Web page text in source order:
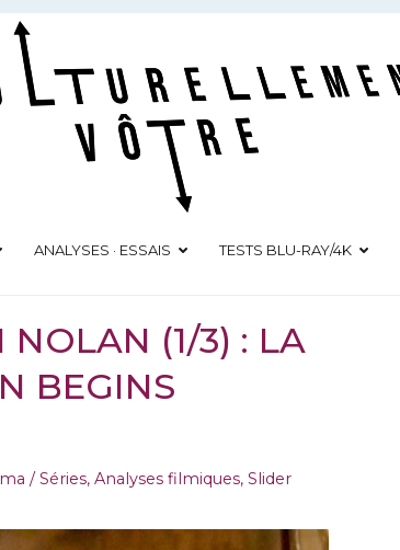
Culturellement Vôtre
ANALYSES · ESSAIS TESTS BLU-RAY/4K
(1/3) : LA
BEGINS
/ Séries,Analyses filmiques,Slider